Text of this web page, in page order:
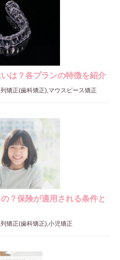
は？各プランの特徴を紹介
列矯正(歯科矯正),マウスピース矯正
？保険が適用される条件と
列矯正(歯科矯正),小児矯正